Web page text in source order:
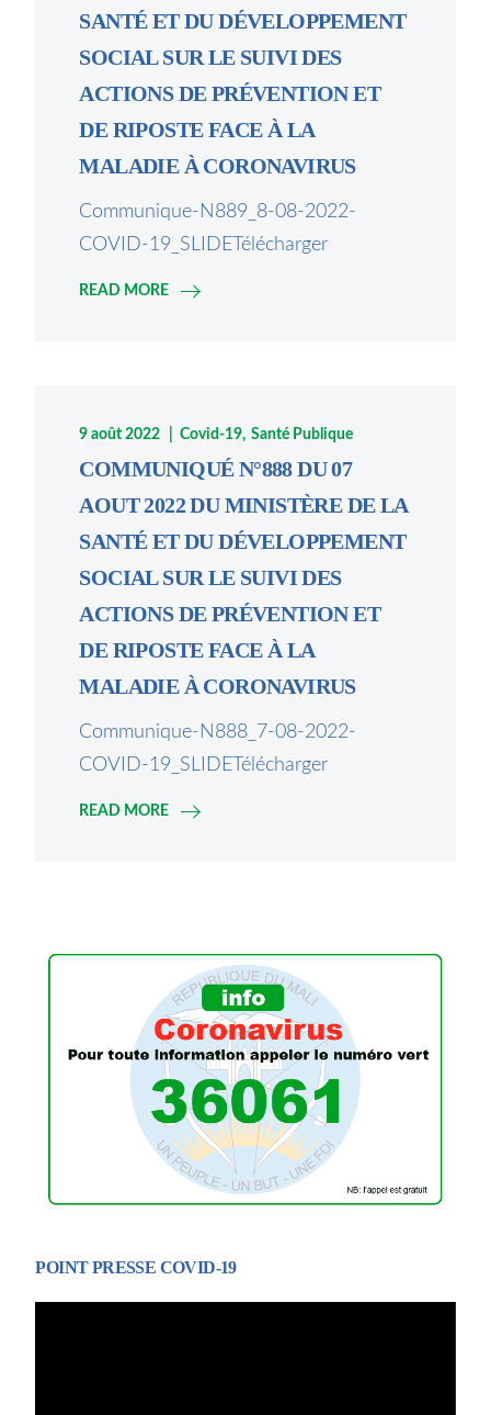
SANTÉ ET DU DÉVELOPPEMENT
SOCIAL SUR LE SUIVI DES
ACTIONS DE PRÉVENTION ET
DE RIPOSTE FACE À LA
MALADIE À CORONAVIRUS
Communique-N889_8-08-2022-
COVID-19_SLIDETélécharger
READ MORE
9 août 2022 Covid-19 Santé Publique
COMMUNIQUÉ N°888 DU 07
AOUT 2022 DU MINISTÈRE DE LA
SANTÉ ET DU DÉVELOPPEMENT
SOCIAL SUR LE SUIVI DES
ACTIONS DE PRÉVENTION ET
DE RIPOSTE FACE À LA
MALADIE À CORONAVIRUS
Communique-N888_7-08-2022-
COVID-19_SLIDETélécharger
READ MORE
POINT PRESSE COVID-19